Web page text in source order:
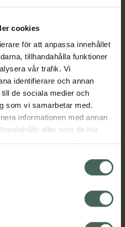
cookies
för att anpassa innehållet
tillhandahålla funktioner
vår trafik. Vi
identifierare och annan
de sociala medier och
som vi samarbetar med.
informationen med annan
eller som de har
deras tjänster. Samtycke till
samtycke påverkar inte
som skett innan återkallelsen.
av långvarig
En adaptogen anses
ork genom att stärka
fysikt när den
innehåller ADAPT-
bestående av
rosenrot, som anses
och stärka orken.